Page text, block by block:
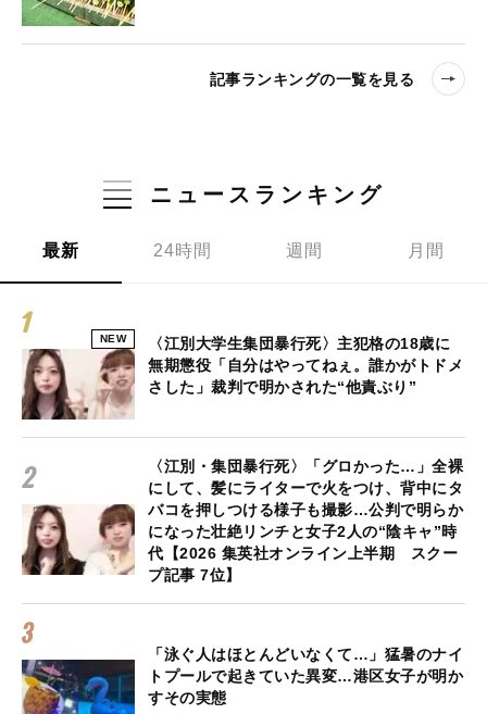
記事ランキングの一覧を見る
ニュースランキング
最新 24時間 週間 月間
NEW
〈江別大学生集団暴行死〉主犯格の18歳に
無期懲役「自分はやってねぇ。誰かがトドメ
さした」裁判で明かされた“他責ぶり”
〈江別・集団暴行死〉「グロかった…」全裸
にして、髪にライターで火をつけ、背中にタ
バコを押しつける様子も撮影…公判で明らか
になった壮絶リンチと女子2人の“陰キャ”時
代【2026 集英社オンライン上半期 スクー
プ記事 7位】
「泳ぐ人はほとんどいなくて…」猛暑のナイ
トプールで起きていた異変…港区女子が明か
すその実態